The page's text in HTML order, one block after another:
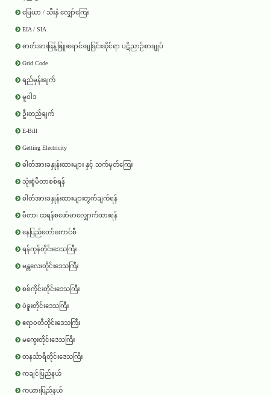
မြေယာ / သီးနှံ လျှော်ကြေး
EIA / SIA
ဓာတ်အားဖြန့်ဖြူးရောင်းချခြင်းဆိုင်ရာ ပဋိညာဉ်စာချုပ်
Grid Code
ရည်မှန်းချက်
မူဝါဒ
ဦးတည်ချက်
E-Bill
Getting Electricity
ဓါတ်အားခနှုန်းထားများ နှင့် သက်မှတ်ကြေး
သုံးစွဲမီတာစစ်ရန်
ဓါတ်အားခနှုန်းထားများတွက်ချက်ရန်
မီတာ၊ ထရန်စဖော်မာလျှောက်ထားရန်
နေပြည်တော်ကောင်စီ
ရန်ကုန်တိုင်းဒေသကြီး
မန္တလေးတိုင်းဒေသကြီး
စစ်ကိုင်းတိုင်းဒေသကြီး
ပဲခူးတိုင်းဒေသကြီး
ဧရာ၀တီတိုင်းဒေသကြီး
မကွေးတိုင်းဒေသကြီး
တနင်္သာရီတိုင်းဒေသကြီး
ကချင်ပြည်နယ်
ကယားပြည်နယ်